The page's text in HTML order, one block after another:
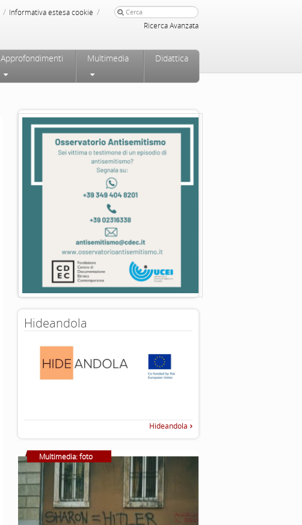
/ Informativa estesa cookie /
Ricerca Avanzata
Approfondimenti Multimedia Didattica
Hideandola
Hideandola
Multimedia: foto